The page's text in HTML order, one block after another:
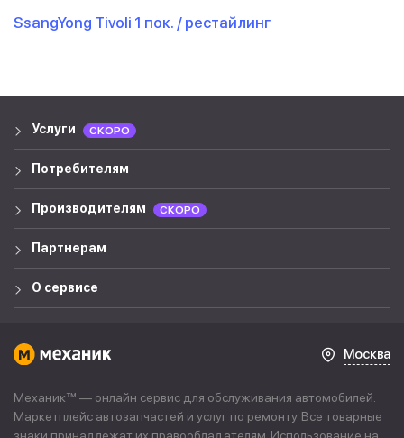
SsangYong Tivoli 1 пок. / рестайлинг
Услуги СКОРО
Потребителям
Производителям СКОРО
Партнерам
О сервисе
Москва
Механик™ — онлайн сервис для обслуживания автомобилей.
Маркетплейс автозапчастей и услуг по ремонту. Все товарные